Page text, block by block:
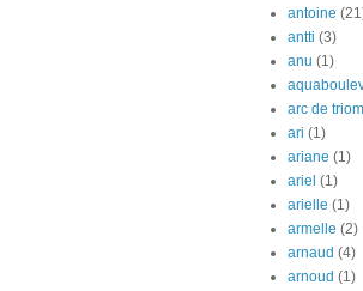
antoine
antti (3)
anu (1)
arc de
ari (1)
ariane (1)
ariel (1)
arielle (1)
armelle (2)
arnaud (4)
arnoud (1)